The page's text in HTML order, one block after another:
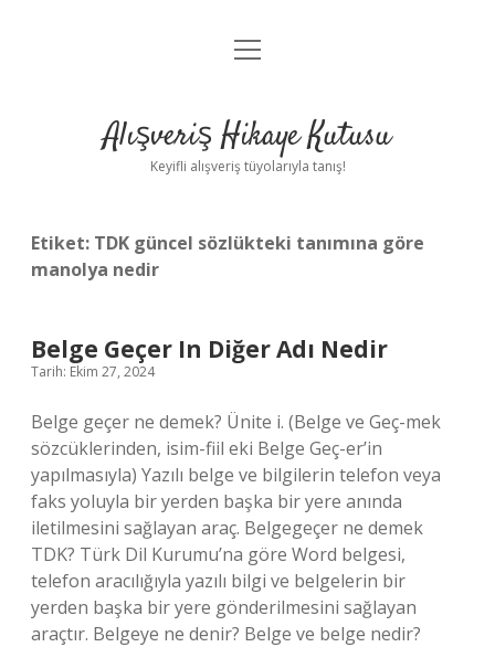
Anasayfa
Yasal Uyarı
menüyü
Alışveriş Hikaye Kutusu
Keyifli alışveriş tüyolarıyla tanış!
Etiket: TDK güncel sözlükteki tanımına göre
manolya nedir
Belge Geçer In Diğer Adı Nedir
Tarih: Ekim 27, 2024
Belge geçer ne demek? Ünite i. (Belge ve Geç-mek
sözcüklerinden, isim-fiil eki Belge Geç-er’in
yapılmasıyla) Yazılı belge ve bilgilerin telefon veya
faks yoluyla bir yerden başka bir yere anında
iletilmesini sağlayan araç. Belgegeçer ne demek
TDK? Türk Dil Kurumu’na göre Word belgesi,
telefon aracılığıyla yazılı bilgi ve belgelerin bir
yerden başka bir yere gönderilmesini sağlayan
araçtır. Belgeye ne denir? Belge ve belge nedir?